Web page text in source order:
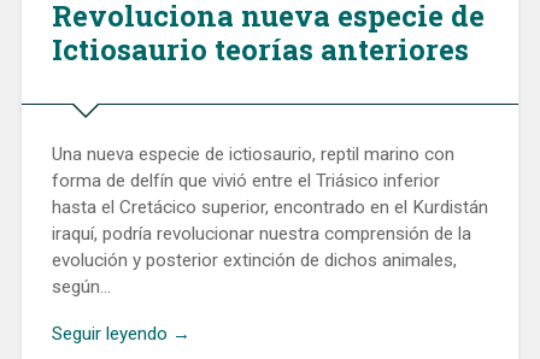
Revoluciona nueva especie de
Ictiosaurio teorías anteriores
Una nueva especie de ictiosaurio, reptil marino con
forma de delfín que vivió entre el Triásico inferior
hasta el Cretácico superior, encontrado en el Kurdistán
iraquí, podría revolucionar nuestra comprensión de la
evolución y posterior extinción de dichos animales,
según…
Seguir leyendo →